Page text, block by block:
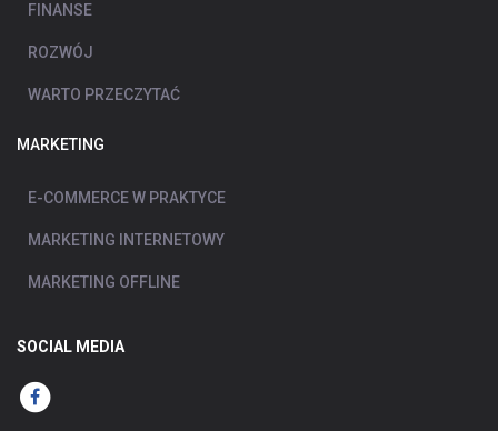
FINANSE
ROZWÓJ
WARTO PRZECZYTAĆ
MARKETING
E-COMMERCE W PRAKTYCE
MARKETING INTERNETOWY
MARKETING OFFLINE
SOCIAL MEDIA